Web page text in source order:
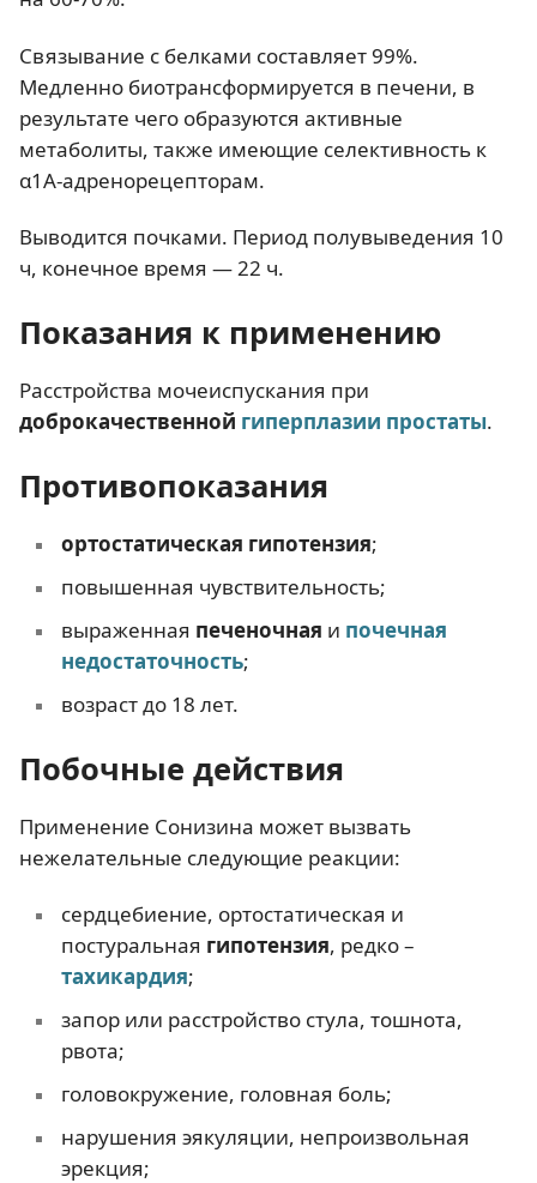
Связывание с белками составляет 99%.
Медленно биотрансформируется в печени, в
результате чего образуются активные
метаболиты, также имеющие селективность к
α1А-адренорецепторам.
Выводится почками. Период полувыведения 10
ч, конечное время — 22 ч.
Показания к применению
Расстройства мочеиспускания при
доброкачественной гиперплазии простаты.
Противопоказания
ортостатическая гипотензия;
повышенная чувствительность;
выраженная печеночная и почечная
недостаточность;
возраст до 18 лет.
Побочные действия
Применение Сонизина может вызвать
нежелательные следующие реакции:
сердцебиение, ортостатическая и
постуральная гипотензия, редко –
тахикардия;
запор или расстройство стула, тошнота,
рвота;
головокружение, головная боль;
нарушения эякуляции, непроизвольная
эрекция;